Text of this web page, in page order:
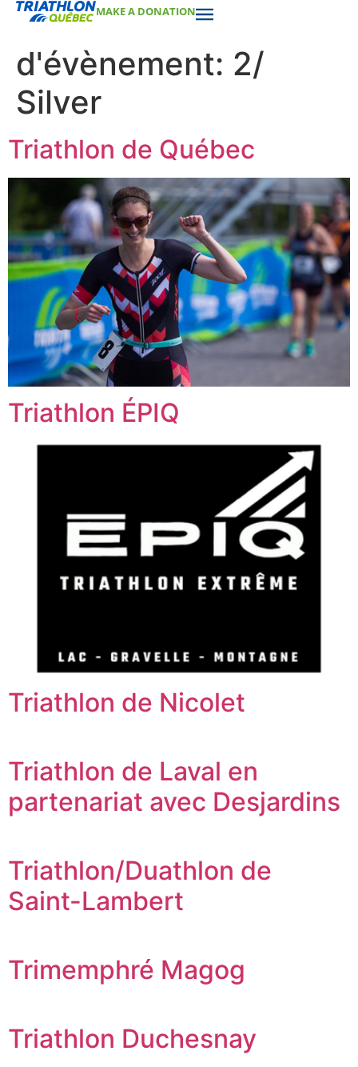
MAKE A DONATION
Catégorie
d'évènement: 2/
Silver
Triathlon de Québec
Triathlon ÉPIQ
Triathlon de Nicolet
Triathlon de Laval en
partenariat avec Desjardins
Triathlon/Duathlon de
Saint-Lambert
Trimemphré Magog
Triathlon Duchesnay